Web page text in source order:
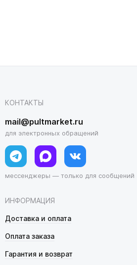
ИНФОРМАЦИЯ
Доставка и оплата
Оплата заказа
Гарантия и возврат
КОНТАКТЫ
mail@pultmarket.ru
для электронных обращений
мессенджеры — только для сообщений